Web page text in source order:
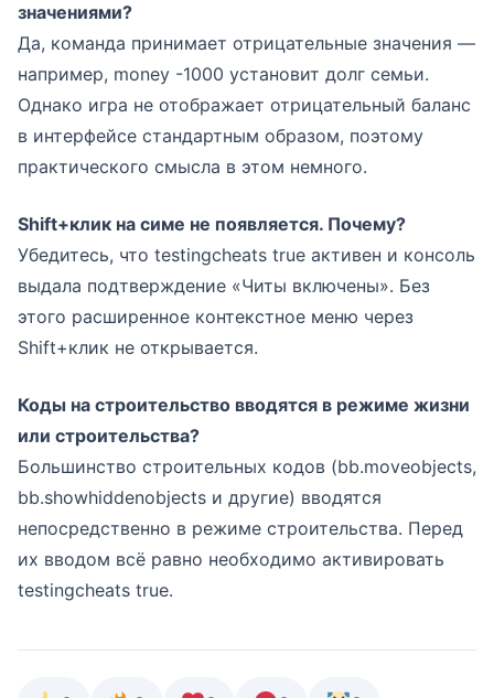
значениями?
Да, команда принимает отрицательные значения —
например, money -1000 установит долг семьи.
Однако игра не отображает отрицательный баланс
в интерфейсе стандартным образом, поэтому
практического смысла в этом немного.
Shift+клик на симе не появляется. Почему?
Убедитесь, что testingcheats true активен и консоль
выдала подтверждение «Читы включены». Без
этого расширенное контекстное меню через
Shift+клик не открывается.
Коды на строительство вводятся в режиме жизни
или строительства?
Большинство строительных кодов (bb.moveobjects,
bb.showhiddenobjects и другие) вводятся
непосредственно в режиме строительства. Перед
их вводом всё равно необходимо активировать
testingcheats true.